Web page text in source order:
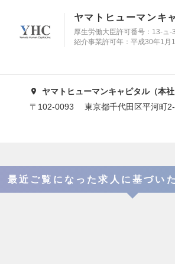
ヤマトヒューマンキ
厚生労働大臣許可番号：13-ュ-
紹介事業許可年：平成30年1月
ヤマトヒューマンキャピタル（本社
〒102-0093 東京都千代田区平河町2-
最近ご覧になった求人に基づい